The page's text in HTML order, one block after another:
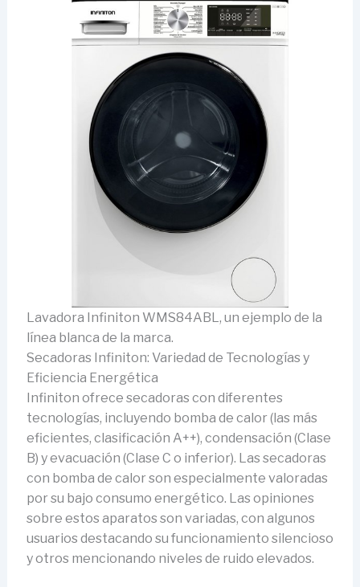
Lavadora Infiniton WMS84ABL, un ejemplo de la
línea blanca de la marca.
Secadoras Infiniton: Variedad de Tecnologías y
Eficiencia Energética
Infiniton ofrece secadoras con diferentes
tecnologías, incluyendo bomba de calor (las más
eficientes, clasificación A++), condensación (Clase
B) y evacuación (Clase C o inferior). Las secadoras
con bomba de calor son especialmente valoradas
por su bajo consumo energético. Las opiniones
sobre estos aparatos son variadas, con algunos
usuarios destacando su funcionamiento silencioso
y otros mencionando niveles de ruido elevados.